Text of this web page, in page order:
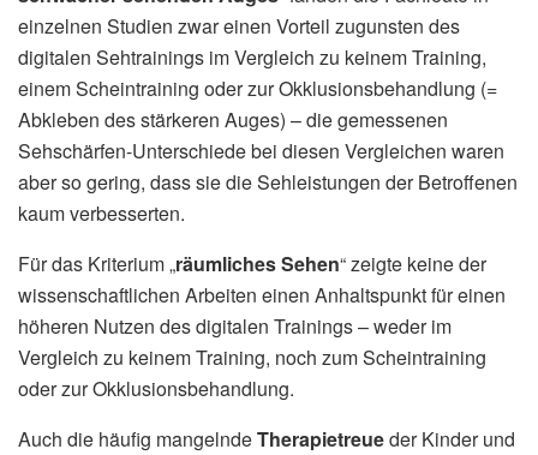
einzelnen Studien zwar einen Vorteil zugunsten des
digitalen Sehtrainings im Vergleich zu keinem Training,
einem Scheintraining oder zur Okklusionsbehandlung (=
Abkleben des stärkeren Auges) – die gemessenen
Sehschärfen-Unterschiede bei diesen Vergleichen waren
aber so gering, dass sie die Sehleistungen der Betroffenen
kaum verbesserten.
Für das Kriterium „räumliches Sehen“ zeigte keine der
wissenschaftlichen Arbeiten einen Anhaltspunkt für einen
höheren Nutzen des digitalen Trainings – weder im
Vergleich zu keinem Training, noch zum Scheintraining
oder zur Okklusionsbehandlung.
Auch die häufig mangelndeTherapietreueder Kinder und